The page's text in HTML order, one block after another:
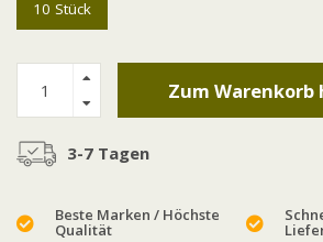
10 Stück
Zum
3-7 Tagen
Beste Marken / Höchste
Qualität